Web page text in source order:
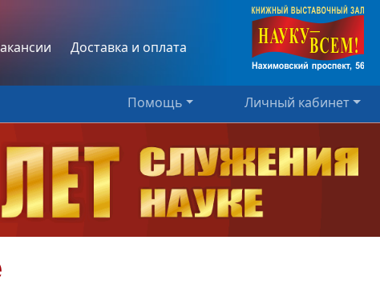
Доставка и оплата
Помощь Личный кабинет